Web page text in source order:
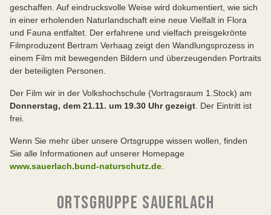
geschaffen. Auf eindrucksvolle Weise wird dokumentiert, wie sich
in einer erholenden Naturlandschaft eine neue Vielfalt in Flora
und Fauna entfaltet. Der erfahrene und vielfach preisgekrönte
Filmproduzent Bertram Verhaag zeigt den Wandlungsprozess in
einem Film mit bewegenden Bildern und überzeugenden Portraits
der beteiligten Personen.
Der Film wir in der Volkshochschule (Vortragsraum 1.Stock) am
Donnerstag, dem 21.11. um 19.30 Uhr gezeigt . Der Eintritt ist
frei.
Wenn Sie mehr über unsere Ortsgruppe wissen wollen, finden
Sie alle Informationen auf unserer Homepage
www.sauerlach.bund-naturschutz.de
ORTSGRUPPE SAUERLACH